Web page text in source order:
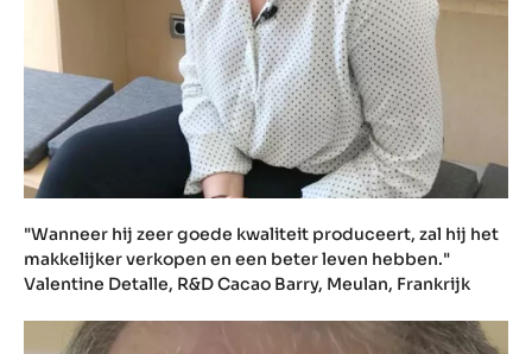
"Wanneer hij zeer goede kwaliteit produceert, zal hij het
makkelijker verkopen en een beter leven hebben."
Valentine Detalle, R&D Cacao Barry, Meulan, Frankrijk